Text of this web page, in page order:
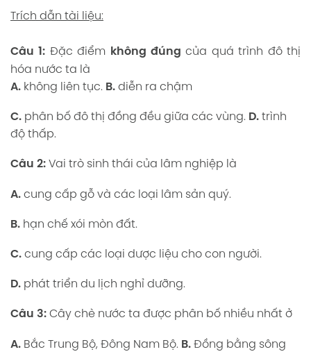
Trích dẫn tài liệu:
Câu 1: Đặc điểm không đúngcủa quá trình đô thị
hóa nước ta là
A. không liên tục. B. diễn ra chậm
C. phân bố đô thị đồng đều giữa các vùng. D. trình
độ thấp.
Câu 2: Vai trò sinh thái của lâm nghiệp là
A. cung cấp gỗ và các loại lâm sản quý.
B. hạn chế xói mòn đất.
C. cung cấp các loại dược liệu cho con người.
D. phát triển du lịch nghỉ dưỡng.
Câu 3: Cây chè nước ta được phân bố nhiều nhất ở
A. Bắc Trung Bộ, Đông Nam Bộ. B. Đồng bằng sông